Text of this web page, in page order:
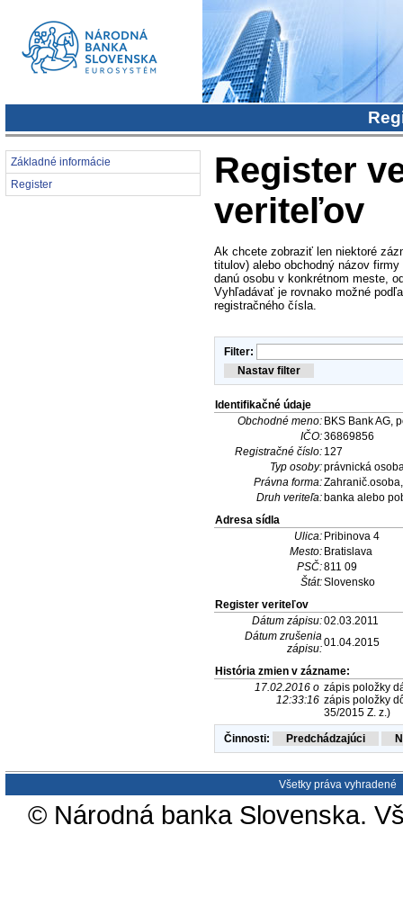
Základné informácie
Register
Register
veriteľov
Ak chcete zobraziť len niektoré
titulov) alebo obchodný názov
danú osobu v konkrétnom meste,
Vyhľadávať je rovnako možné
registračného čísla.
Filter:
Identifikačné údaje
Obchodné meno: BKS Bank AG,
IČO:36869856
Registračné číslo: 127
Typ osoby:právnická
Právna forma:
Druh veriteľa: banka alebo
Adresa sídla
Ulica: Pribinova 4
Mesto: Bratislava
PSČ:811 09
Štát:Slovensko
Register veriteľov
Dátum zápisu:02.03.2011
Dátum zrušenia
zápisu:01.04.2015
História zmien v zázname:
17.02.2016 o
12:33:16
zápis položky
zápis položky
35/2015 Z. z.)
Činnosti:
Všetky práva vyhradené
© Národná banka Slovenska.